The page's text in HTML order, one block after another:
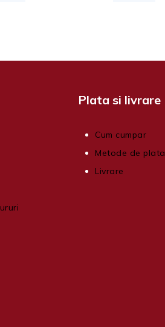
Plata si livrare
Cum cumpar
Metode de plata
Livrare